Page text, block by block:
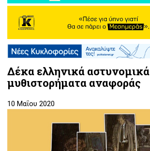
Δέκα ελληνικά αστυνομικά
μυθιστορήματα αναφοράς
10 Μαΐου 2020